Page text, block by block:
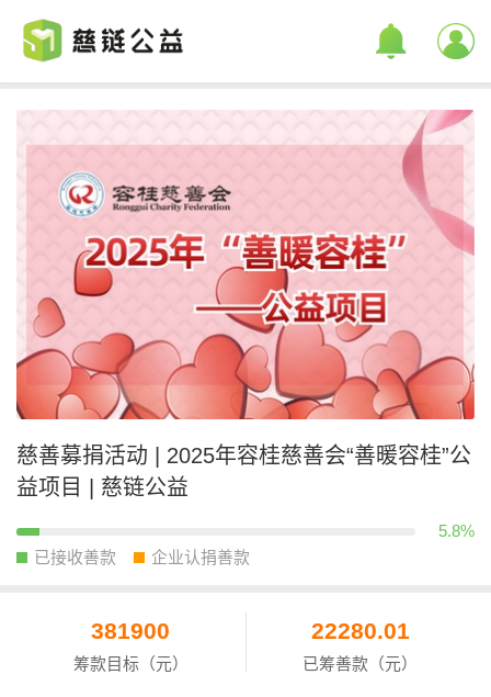
慈善募捐活动 | 2025年容桂慈善会“善暖容桂”公
益项目 | 慈链公益
5.8%
已接收善款
企业认捐善款
381900
筹款目标（元）
22280.01
已筹善款（元）